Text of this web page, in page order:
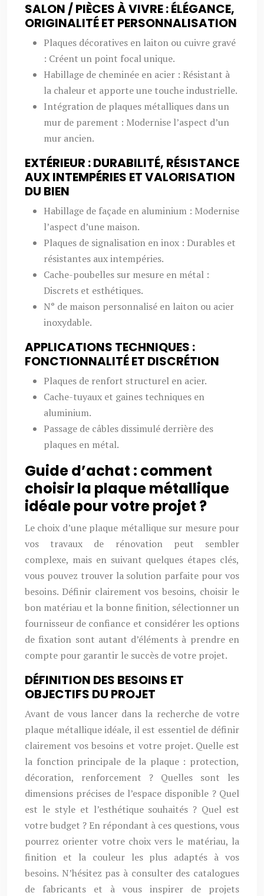
SALON / PIÈCES À VIVRE : ÉLÉGANCE,
ORIGINALITÉ ET PERSONNALISATION
Plaques décoratives en laiton ou cuivre gravé
: Créent un point focal unique.
Habillage de cheminée en acier : Résistant à
la chaleur et apporte une touche industrielle.
Intégration de plaques métalliques dans un
mur de parement : Modernise l’aspect d’un
mur ancien.
EXTÉRIEUR : DURABILITÉ, RÉSISTANCE
AUX INTEMPÉRIES ET VALORISATION
DU BIEN
Habillage de façade en aluminium : Modernise
l’aspect d’une maison.
Plaques de signalisation en inox : Durables et
résistantes aux intempéries.
Cache-poubelles sur mesure en métal :
Discrets et esthétiques.
N° de maison personnalisé en laiton ou acier
inoxydable.
APPLICATIONS TECHNIQUES :
FONCTIONNALITÉ ET DISCRÉTION
Plaques de renfort structurel en acier.
Cache-tuyaux et gaines techniques en
aluminium.
Passage de câbles dissimulé derrière des
plaques en métal.
Guide d’achat : comment
choisir la plaque métallique
idéale pour votre projet ?
Le choix d’une plaque métallique sur mesure pour
vos travaux de rénovation peut sembler
complexe, mais en suivant quelques étapes clés,
vous pouvez trouver la solution parfaite pour vos
besoins. Définir clairement vos besoins, choisir le
bon matériau et la bonne finition, sélectionner un
fournisseur de confiance et considérer les options
de fixation sont autant d’éléments à prendre en
compte pour garantir le succès de votre projet.
DÉFINITION DES BESOINS ET
OBJECTIFS DU PROJET
Avant de vous lancer dans la recherche de votre
plaque métallique idéale, il est essentiel de définir
clairement vos besoins et votre projet. Quelle est
la fonction principale de la plaque : protection,
décoration, renforcement ? Quelles sont les
dimensions précises de l’espace disponible ? Quel
est le style et l’esthétique souhaités ? Quel est
votre budget ? En répondant à ces questions, vous
pourrez orienter votre choix vers le matériau, la
finition et la couleur les plus adaptés à vos
besoins. N’hésitez pas à consulter des catalogues
de fabricants et à vous inspirer de projets